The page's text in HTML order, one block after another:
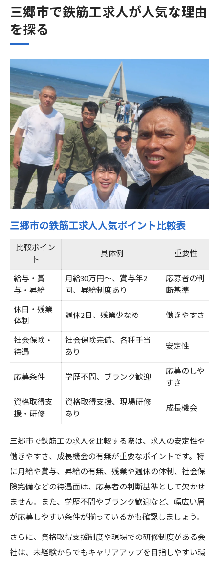
勢いのある会社に転職する秘訣とは
勢いのある会社で求められる資質とは
三郷市で勢いのある鉄筋会社に出会う方法
鉄筋工でキャリアアップを目指すなら
鉄筋工で高収入を目指すなら今が狙い目
鉄筋工高収入求人条件比較表
勢いのある会社が高収入を実現できる理由
三郷市で年収アップを目指す方法
鉄筋工の平均月収と実際の違い
月給・日給で選ぶ鉄筋工求人
埼玉県三郷市の現場が注目を集める背景
三郷市現場の鉄筋工求人動向一覧
鉄筋勢いのある会社が現場を支える理由
快適な現場で働くための条件
三郷市の現場が注目されるワケ
経験を活かせる鉄筋工事の仕事選び方
経験別鉄筋工求人マッチング表
鉄筋勢いのある会社で活躍する方法
転職時に重視したい経験の活かし方
三郷市で経験者が求められる理由
経験を評価される現場の特徴
独立を視野に入れた鉄筋求人の選び方
独立志望者向け鉄筋求人比較表
一人親方で年収700万円超を目指す道
勢いのある会社が独立を後押しする理由
独立後に役立つスキルと経験とは
三郷市で独立を叶える求人の探し方
三郷市で鉄筋工求人が人気な理由
を探る
三郷市の鉄筋工求人人気ポイント比較表
比較ポイン
ト
具体例
重要性
給与・賞
与・昇給
月給30万円～、賞与年2
回、昇給制度あり
応募者の判
断基準
休日・残業
体制
週休2日、残業少なめ
働きやすさ
社会保険・
待遇
社会保険完備、各種手当
あり
安定性
応募条件 学歴不問、ブランク歓迎
応募のしや
すさ
資格取得支
援・研修
資格取得支援、現場研修
あり
成長機会
三郷市で鉄筋工の求人を比較する際は、求人の安定性や
働きやすさ、成長機会の有無が重要なポイントです。特
に月給や賞与、昇給の有無、残業や週休の体制、社会保
険完備などの待遇面は、応募者の判断基準として欠かせ
ません。また、学歴不問やブランク歓迎など、幅広い層
が応募しやすい条件が揃っているかも確認しましょう。
さらに、資格取得支援制度や現場での研修制度がある会
社は、未経験からでもキャリアアップを目指しやすい環